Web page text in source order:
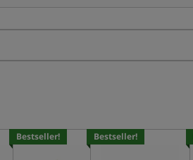
Bestseller! Bestseller!